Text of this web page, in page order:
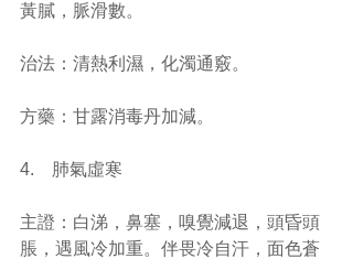
黃膩，脈滑數。
治法：清熱利濕，化濁通竅。
方藥：甘露消毒丹加減。
4.    肺氣虛寒
主證：白涕，鼻塞，嗅覺減退，頭昏頭
脹，遇風冷加重。伴畏冷自汗，面色蒼